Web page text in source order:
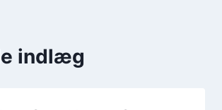
indlæg